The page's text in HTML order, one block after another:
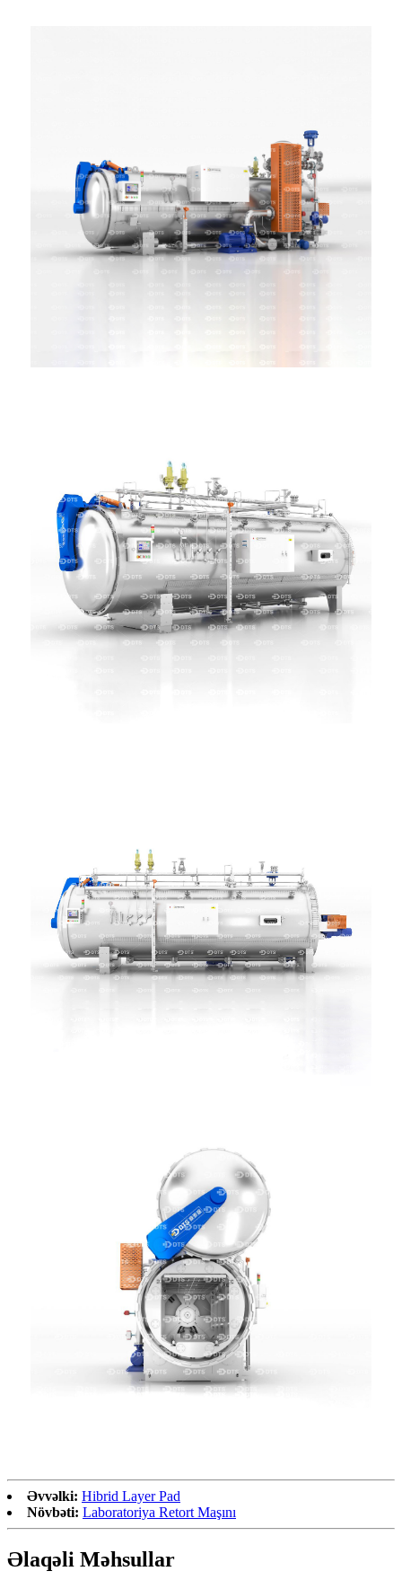
Əvvəlki: Hibrid Layer Pad
Növbəti: Laboratoriya Retort Maşını
Əlaqəli Məhsullar